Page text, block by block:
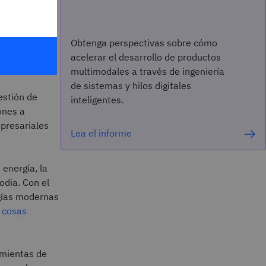
que las
críticas
de
a
la
Con el
modernas
de
Obtenga perspectivas sobre cómo
acelerar el desarrollo de productos
multimodales a través de ingeniería
de sistemas y hilos digitales
inteligentes.
Lea el informe